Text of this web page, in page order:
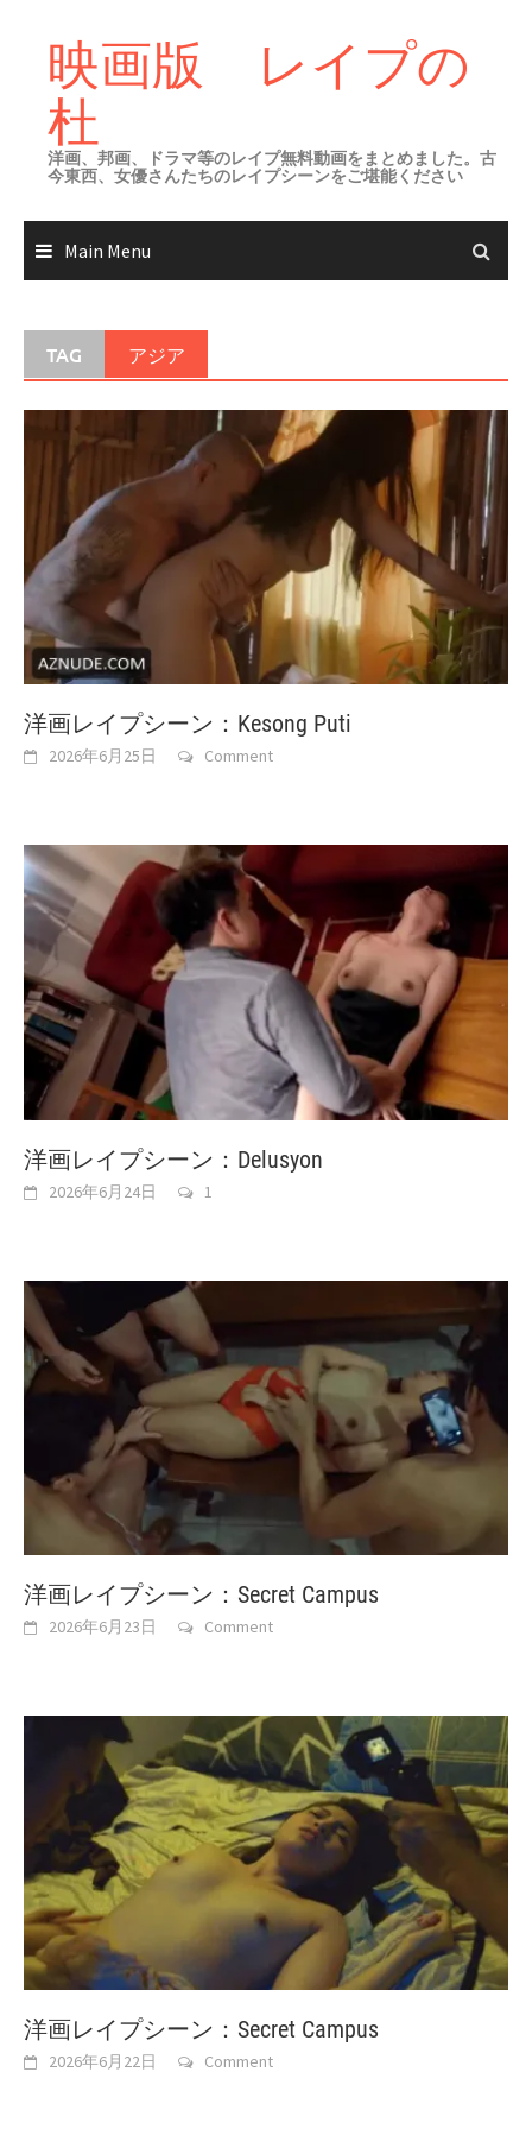
content映画版 レイプの
杜
洋画、邦画、ドラマ等のレイプ無料動画をまとめました。古
今東西、女優さんたちのレイプシーンをご堪能ください
Main Menu
TAG アジア
洋画レイプシーン：Kesong Puti
2026年6月25日 Comment
洋画レイプシーン：Delusyon
2026年6月24日 1
洋画レイプシーン：Secret Campus
2026年6月23日 Comment
洋画レイプシーン：Secret Campus
2026年6月22日 Comment